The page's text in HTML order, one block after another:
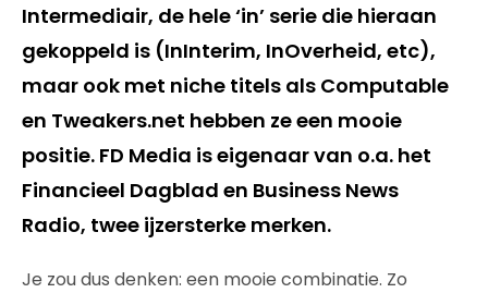
Intermediair, de hele ‘in’ serie die hieraan
gekoppeld is (InInterim, InOverheid, etc),
maar ook met niche titels als Computable
en Tweakers.net hebben ze een mooie
positie. FD Media is eigenaar van o.a. het
Financieel Dagblad en Business News
Radio, twee ijzersterke merken.
Je zou dus denken: een mooie combinatie. Zo